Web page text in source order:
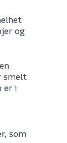
og
smelt
er i
som